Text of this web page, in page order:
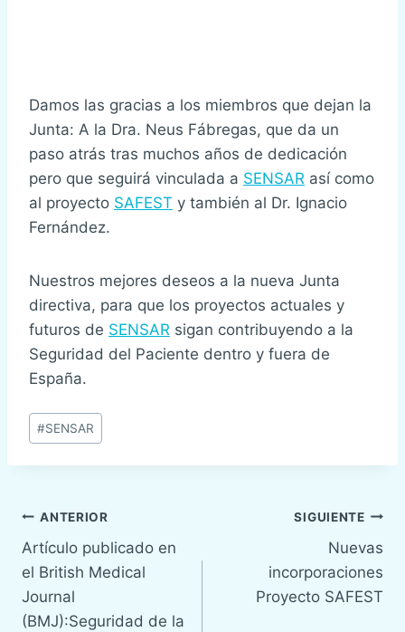
Damos las gracias a los miembros que dejan la
Junta: A la Dra. Neus Fábregas, que da un
paso atrás tras muchos años de dedicación
pero que seguirá vinculada a SENSAR así como
al proyecto SAFEST y también al Dr. Ignacio
Fernández.
Nuestros mejores deseos a la nueva Junta
directiva, para que los proyectos actuales y
futuros de SENSAR sigan contribuyendo a la
Seguridad del Paciente dentro y fuera de
España.
Etiquetas
de
la
#SENSAR
Navegación
de
entradas
ANTERIOR
Artículo publicado en
el British Medical
Journal
(BMJ):Seguridad de la
SIGUIENTE
Nuevas
incorporaciones
Proyecto SAFEST